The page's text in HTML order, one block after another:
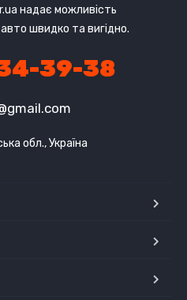
надає можливість
швидко та вигідно.
39-38
обл., Україна